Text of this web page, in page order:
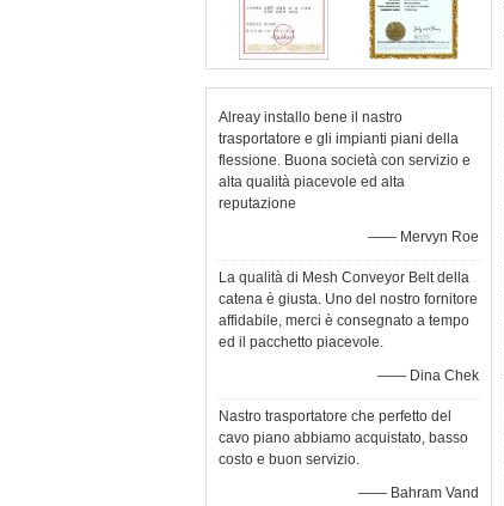
Alreay installo bene il nastro
trasportatore e gli impianti piani della
flessione. Buona società con servizio e
alta qualità piacevole ed alta
reputazione
—— Mervyn Roe
La qualità di Mesh Conveyor Belt della
catena è giusta. Uno del nostro fornitore
affidabile, merci è consegnato a tempo
ed il pacchetto piacevole.
—— Dina Chek
Nastro trasportatore che perfetto del
cavo piano abbiamo acquistato, basso
costo e buon servizio.
—— Bahram Vand